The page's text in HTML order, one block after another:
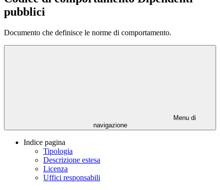
pubblici
Documento che definisce le norme di comportamento.
Menu di
navigazione
Indice pagina
Tipologia
Descrizione estesa
Licenza
Uffici responsabili